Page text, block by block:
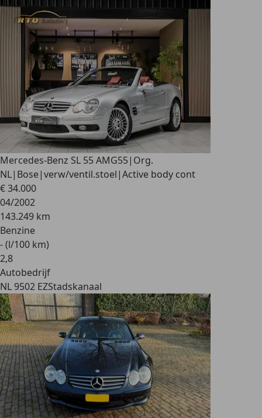
Mercedes-Benz SL 55 AMG55|Org.
NL|Bose|verw/ventil.stoel|Active body cont
€ 34.000
04/2002
143.249 km
Benzine
- (l/100 km)
2,8
Autobedrijf
NL 9502 EZStadskanaal